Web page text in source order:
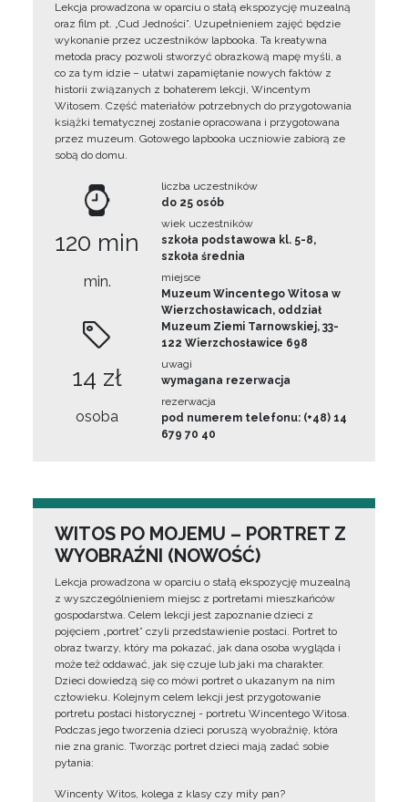
Lekcja prowadzona w oparciu o stałą ekspozycję muzealną
oraz film pt. „Cud Jedności”. Uzupełnieniem zajęć będzie
wykonanie przez uczestników lapbooka. Ta kreatywna
metoda pracy pozwoli stworzyć obrazkową mapę myśli, a
co za tym idzie – ułatwi zapamiętanie nowych faktów z
historii związanych z bohaterem lekcji, Wincentym
Witosem. Część materiałów potrzebnych do przygotowania
książki tematycznej zostanie opracowana i przygotowana
przez muzeum. Gotowego lapbooka uczniowie zabiorą ze
sobą do domu.
120 min
min.
14 zł
osoba
liczba uczestników
do 25 osób
wiek uczestników
szkoła podstawowa kl. 5-8,
szkoła średnia
miejsce
Muzeum Wincentego Witosa w
Wierzchosławicach, oddział
Muzeum Ziemi Tarnowskiej, 33-
122 Wierzchosławice 698
uwagi
wymagana rezerwacja
rezerwacja
pod numerem telefonu: (+48) 14
679 70 40
WITOS PO MOJEMU – PORTRET Z
WYOBRAŹNI (NOWOŚĆ)
Lekcja prowadzona w oparciu o stałą ekspozycję muzealną
z wyszczególnieniem miejsc z portretami mieszkańców
gospodarstwa. Celem lekcji jest zapoznanie dzieci z
pojęciem „portret” czyli przedstawienie postaci. Portret to
obraz twarzy, który ma pokazać, jak dana osoba wygląda i
może też oddawać, jak się czuje lub jaki ma charakter.
Dzieci dowiedzą się co mówi portret o ukazanym na nim
człowieku. Kolejnym celem lekcji jest przygotowanie
portretu postaci historycznej - portretu Wincentego Witosa.
Podczas jego tworzenia dzieci poruszą wyobraźnię, która
nie zna granic. Tworząc portret dzieci mają zadać sobie
pytania:
Wincenty Witos, kolega z klasy czy miły pan?